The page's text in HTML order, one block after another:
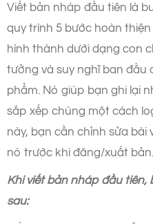
Viết bản nháp đầu tiên là
quy trình 5 bước hoàn
hình thành dưới dạng con
tưởng và suy nghĩ ban
phẩm. Nó giúp bạn ghi lại
sắp xếp chúng một cách
này, bạn cần chỉnh sửa bài
nó trước khi đăng/xuất bản.
Khi viết bản nháp đầu tiên,
sau: